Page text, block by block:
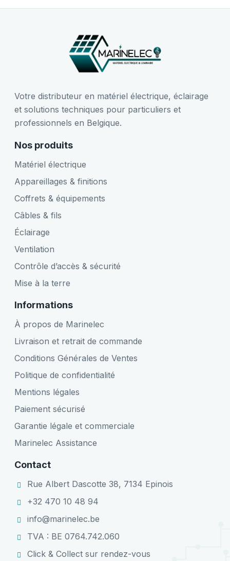
Votre distributeur en matériel électrique, éclairage
et solutions techniques pour particuliers et
professionnels en Belgique.
Nos produits
Matériel électrique
Appareillages & finitions
Coffrets & équipements
Câbles & fils
Éclairage
Ventilation
Contrôle d’accès & sécurité
Mise à la terre
Informations
À propos de Marinelec
Livraison et retrait de commande
Conditions Générales de Ventes
Politique de confidentialité
Mentions légales
Paiement sécurisé
Garantie légale et commerciale
Marinelec Assistance
Contact
Rue Albert Dascotte 38, 7134 Epinois
+32 470 10 48 94
info@marinelec.be
TVA : BE 0764.742.060
Click & Collect sur rendez-vous